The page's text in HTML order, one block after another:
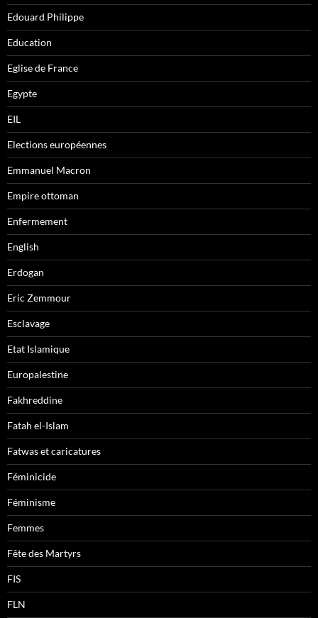
Edouard Philippe
Education
Eglise de France
Egypte
EIL
Elections européennes
Emmanuel Macron
Empire ottoman
Enfermement
English
Erdogan
Eric Zemmour
Esclavage
Etat Islamique
Europalestine
Fakhreddine
Fatah el-Islam
Fatwas et caricatures
Féminicide
Féminisme
Femmes
Fête des Martyrs
FIS
FLN